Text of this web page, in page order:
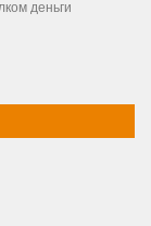
деньги